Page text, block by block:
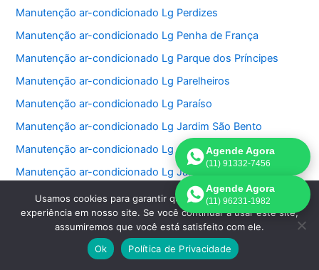
Manutenção ar-condicionado Lg Perdizes
Manutenção ar-condicionado Lg Penha de França
Manutenção ar-condicionado Lg Parque dos Príncipes
Manutenção ar-condicionado Lg Parelheiros
Manutenção ar-condicionado Lg Paraíso
Manutenção ar-condicionado Lg Jardim São Bento
Manutenção ar-condicionado Lg Jardim Paulistano
Manutenção ar-condicionado Lg Jardim Paulista
Manutenção ar-condicionado Lg Jardim Morumbi
Manutenção ar-condicionado Lg Jardim Fonte do Morumbi
Manutenção ar-condicionado Lg Jardim Europa
Manutenção ar-condicionado Lg Jardim das Perdizes
Agende Agora
(11) 91332-7456
Agende Agora
(11) 96231-1982
Usamos cookies para garantir que oferecemos a melhor
experiência em nosso site. Se você continuar a usar este site,
assumiremos que você está satisfeito com ele.
Ok
Política de Privacidade